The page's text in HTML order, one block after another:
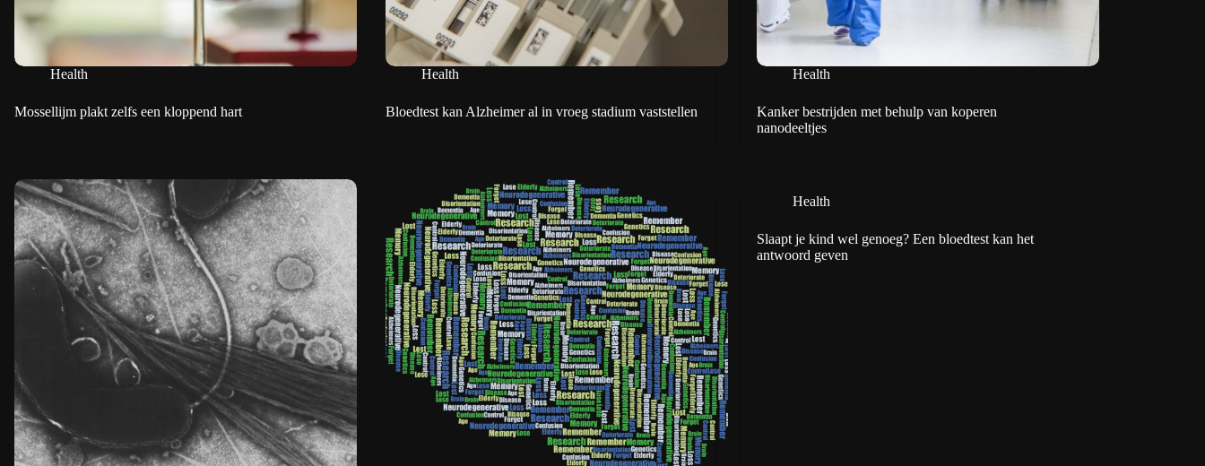
Health
Mossellijm plakt zelfs een kloppend hart
Health
Bloedtest kan Alzheimer al in vroeg stadium vaststellen
Health
Kanker bestrijden met behulp van koperen
nanodeeltjes
Health
Slaapt je kind wel genoeg? Een bloedtest kan het
antwoord geven